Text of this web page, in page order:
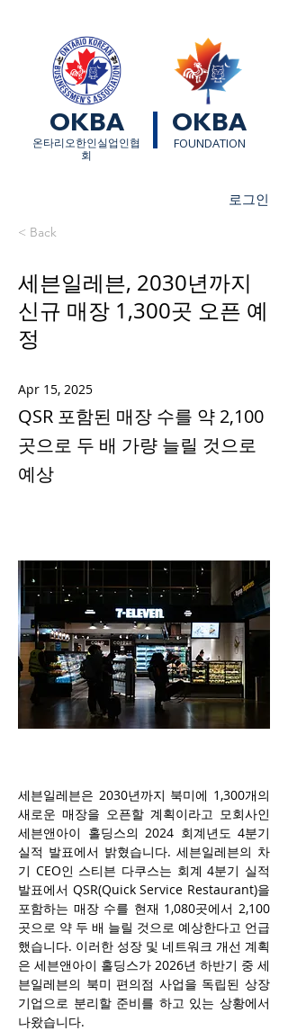
OKBA OKBA
​온타리오한인실업인협
회
FOUNDATION
로그인
< Back
세븐일레븐, 2030년까지
신규 매장 1,300곳 오픈 예
정
Apr 15, 2025
QSR 포함된 매장 수를 약 2,100
곳으로 두 배 가량 늘릴 것으로
예상
세븐일레븐은 2030년까지 북미에 1,300개의
새로운 매장을 오픈할 계획이라고 모회사인
세븐앤아이 홀딩스의 2024 회계년도 4분기
실적 발표에서 밝혔습니다. 세븐일레븐의 차
기 CEO인 스티븐 다쿠스는 회계 4분기 실적
발표에서 QSR(Quick Service Restaurant)을
포함하는 매장 수를 현재 1,080곳에서 2,100
곳으로 약 두 배 늘릴 것으로 예상한다고 언급
했습니다. 이러한 성장 및 네트워크 개선 계획
은 세븐앤아이 홀딩스가 2026년 하반기 중 세
븐일레븐의 북미 편의점 사업을 독립된 상장
기업으로 분리할 준비를 하고 있는 상황에서
나왔습니다.